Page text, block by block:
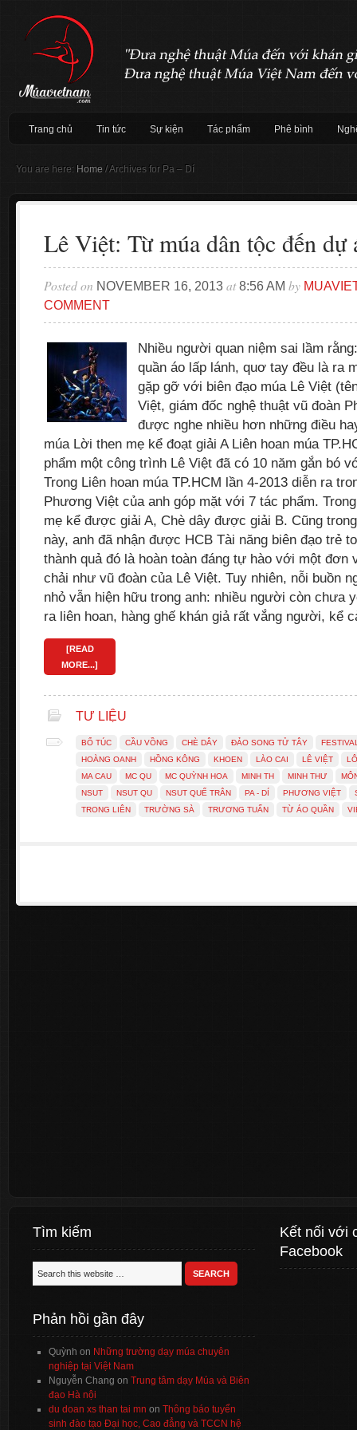
Trang chủ Tin tức Sự kiện Tác phẩm Phê bình
You are here: Home /Archives for Pa – Dí
Lê Việt: Từ múa dân tộc đến dự
Posted on NOVEMBER 16, 2013 at8:56 AM by
COMMENT
Nhiều người quan niệm sai lầm
quần áo lấp lánh, quơ tay đều là ra
gặp gỡ với biên đạo múa Lê Việt
Việt, giám đốc nghệ thuật vũ đoàn
được nghe nhiều hơn những điều
múa Lời then mẹ kể đoạt giải A Liên hoan múa
phẩm một công trình Lê Việt đã có 10 năm gắn bó
Trong Liên hoan múa TP.HCM lần 4-2013 diễn ra
Phương Việt của anh góp mặt với 7 tác phẩm.
mẹ kể được giải A, Chè dây được giải B. Cũng
này, anh đã nhận được HCB Tài năng biên đạo trẻ
thành quả đó là hoàn toàn đáng tự hào với một đơn
chải như vũ đoàn của Lê Việt. Tuy nhiên, nỗi buồn
nhỏ vẫn hiện hữu trong anh: nhiều người còn chưa
ra liên hoan, hàng ghế khán giả rất vắng người, kể
[READ
MORE...]
TƯ LIỆU
BỔ TÚC CẦU VỒNG CHÈ DÂY ĐẢO SONG TỬ TÂY
HOÀNG OANH
HỒNG KÔNG KHOEN LÀO CAI LÊ VIỆT
MA CAU
MC QU MC QUỲNH HOA MINH TH MINH THƯ
NSUT
NSUT QU NSUT QUẾ TRÂN PA - DÍ PHƯƠNG VIỆT
TRONG LIÊN
TRƯỜNG SÀ TRƯƠNG TUẤN TỪ ÁO QUẦN
Tìm kiếm
Phản hồi gần đây
Quỳnh on Những trường dạy múa chuyên
nghiệp tại Việt Nam
Nguyễn Chang on Trung tâm dạy Múa và Biên
đạo Hà nội
du doan xs than tai mn on Thông báo tuyển
sinh đào tạo Đại học, Cao đẳng và TCCN hệ
Kết nối với
Facebook